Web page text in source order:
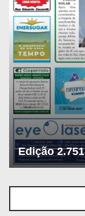
Edição 2.751